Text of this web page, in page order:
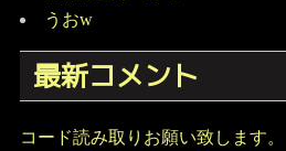
うおw
最新コメント
コード読み取りお願い致します。